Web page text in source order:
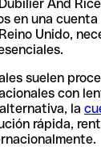
And
en una
Unido,
suelen
con
la
rápida,